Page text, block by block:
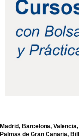
Madrid, Barcelona,
Palmas de Gran Canaria,